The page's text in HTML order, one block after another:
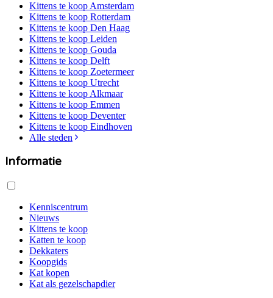
Kittens te koop Amsterdam
Kittens te koop Rotterdam
Kittens te koop Den Haag
Kittens te koop Leiden
Kittens te koop Gouda
Kittens te koop Delft
Kittens te koop Zoetermeer
Kittens te koop Utrecht
Kittens te koop Alkmaar
Kittens te koop Emmen
Kittens te koop Deventer
Kittens te koop Eindhoven
Alle steden
Informatie
Kenniscentrum
Nieuws
Kittens te koop
Katten te koop
Dekkaters
Koopgids
Kat kopen
Kat als gezelschapdier